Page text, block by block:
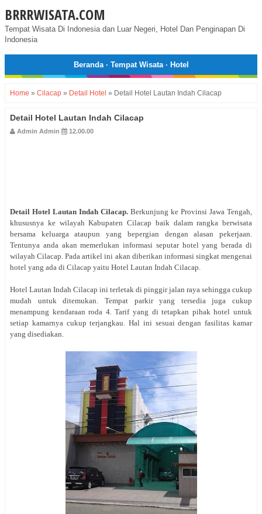
BRRRWISATA.COM
Tempat Wisata Di Indonesia dan Luar Negeri, Hotel Dan Penginapan Di
Indonesia
Beranda· Tempat Wisata· Hotel
Home » Cilacap » Detail Hotel » Detail Hotel Lautan Indah Cilacap
Detail Hotel Lautan Indah Cilacap
Admin Admin 12.00.00
Detail Hotel Lautan Indah Cilacap. Berkunjung ke Provinsi Jawa Tengah,
khususnya ke wilayah Kabupaten Cilacap baik dalam rangka berwisata
bersama keluarga ataupun yang bepergian dengan alasan pekerjaan.
Tentunya anda akan memerlukan informasi seputar hotel yang berada di
wilayah Cilacap. Pada artikel ini akan diberikan informasi singkat mengenai
hotel yang ada di Cilacap yaitu Hotel Lautan Indah Cilacap.
Hotel Lautan Indah Cilacap ini terletak di pinggir jalan raya sehingga cukup
mudah untuk ditemukan. Tempat parkir yang tersedia juga cukup
menampung kendaraan roda 4. Tarif yang di tetapkan pihak hotel untuk
setiap kamarnya cukup terjangkau. Hal ini sesuai dengan fasilitas kamar
yang disediakan.